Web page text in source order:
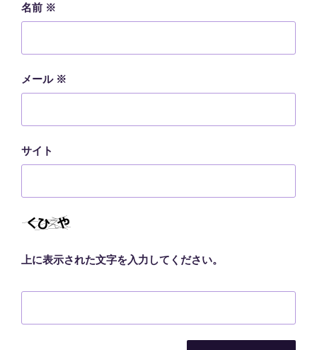
名前 ※
メール ※
サイト
上に表示された文字を入力してください。